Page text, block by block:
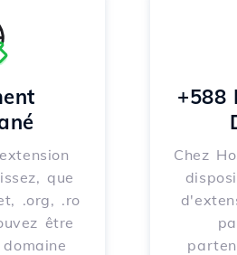
que
.org, .ro
être
+588
Chez